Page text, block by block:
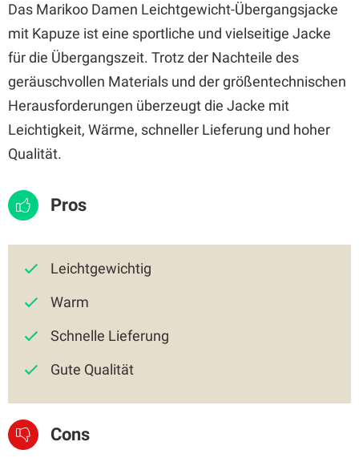
Das Marikoo Damen Leichtgewicht-Übergangsjacke
mit Kapuze ist eine sportliche und vielseitige Jacke
für die Übergangszeit. Trotz der Nachteile des
geräuschvollen Materials und der größentechnischen
Herausforderungen überzeugt die Jacke mit
Leichtigkeit, Wärme, schneller Lieferung und hoher
Qualität.
Pros
Leichtgewichtig
Warm
Schnelle Lieferung
Gute Qualität
Cons